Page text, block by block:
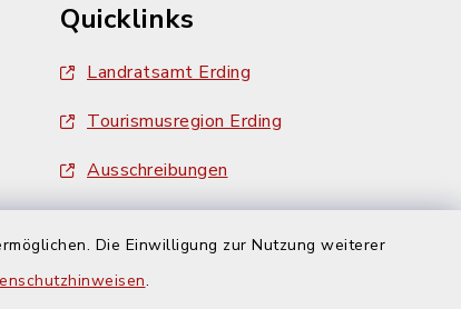
Die Einwilligung zur Nutzung weiterer
.
Quicklinks
Landratsamt Erding
Tourismusregion Erding
Ausschreibungen